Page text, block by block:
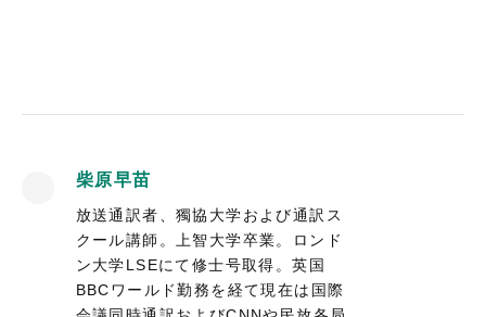
柴原早苗
放送通訳者、獨協大学および通訳ス
クール講師。上智大学卒業。ロンド
ン大学LSEにて修士号取得。英国
BBCワールド勤務を経て現在は国際